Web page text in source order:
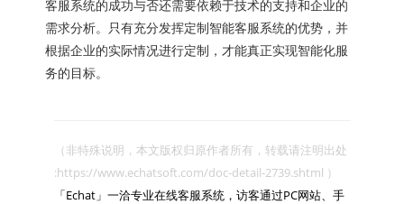
客服系统的成功与否还需要依赖于技术的支持和企业的
需求分析。只有充分发挥定制智能客服系统的优势，并
根据企业的实际情况进行定制，才能真正实现智能化服
务的目标。
（非特殊说明，本文版权归原作者所有，转载请注明出处
:https://www.echatsoft.com/doc-detail-2739.shtml ）
「Echat」一洽专业在线客服系统，访客通过PC网站、手